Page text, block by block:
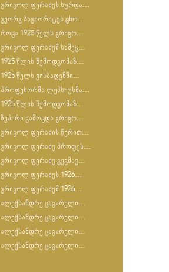
გრიგოლ ფერაძეს სურდა...
გეორგ ჰაგიორიტეს ცხო...
როცა 1925 წელს გრიგო...
გრიგოლ ფერაძემ სამეც...
1925 წლის შემოდგომაზ...
1925 წელს ვისბადენში...
პროფესორმა ლეპსიუსმა...
1925 წლის შემოდგომაზ...
ზეპირი გამოცდა გრიგო...
გრიგოლ ფერაძის წერით...
გრიგოლ ფერაძე პროფეს...
გრიგოლ ფერაძე გეგმავ...
გრიგოლ ფერაძეს 1926...
გრიგოლ ფერაძემ 1926...
ალექსანდრე ცაგარელი...
ალექსანდრე ცაგარელი...
ალექსანდრე ცაგარელი...
ალექსანდრე ცაგარელი...